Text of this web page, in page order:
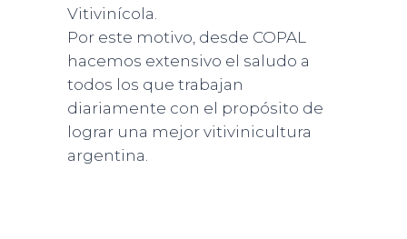
Vitivinícola.
Por este motivo, desde COPAL
hacemos extensivo el saludo a
todos los que trabajan
diariamente con el propósito de
lograr una mejor vitivinicultura
argentina.